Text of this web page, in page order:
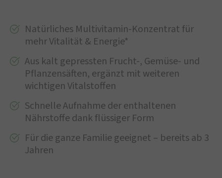
Natürliches Multivitamin-Konzentrat für
mehr Vitalität & Energie*
Aus kalt gepressten Frucht-, Gemüse- und
Pflanzensäften, ergänzt mit weiteren
wichtigen Vitalstoffen
Schnelle Aufnahme der enthaltenen
Nährstoffe dank flüssiger Form
Für die ganze Familie geeignet – bereits ab 3
Jahren